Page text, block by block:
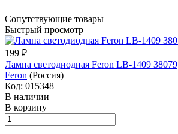
Сопутствующие товары
Быстрый просмотр
199 ₽
Лампа светодиодная Feron LB-1409 38079
Feron (Россия)
Код: 015348
В наличии
В корзину